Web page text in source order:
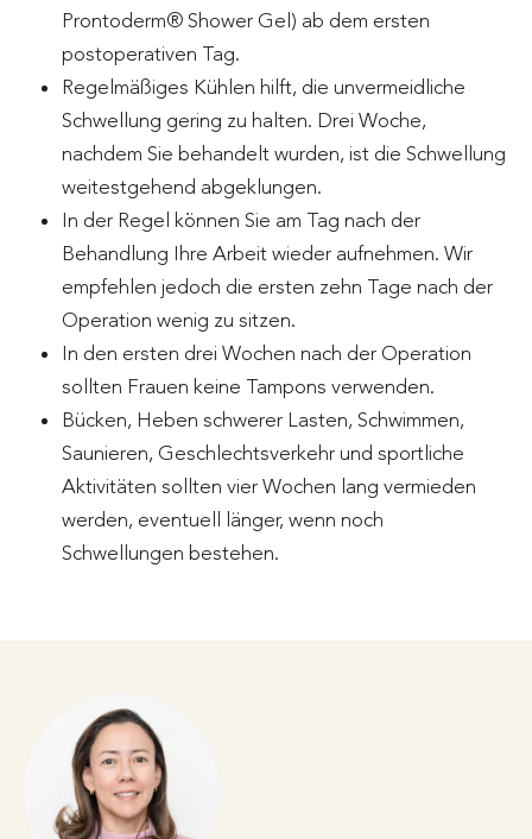
Prontoderm® Shower Gel) ab dem ersten
postoperativen Tag.
Regelmäßiges Kühlen hilft, die unvermeidliche
Schwellung gering zu halten. Drei Woche,
nachdem Sie behandelt wurden, ist die Schwellung
weitestgehend abgeklungen.
In der Regel können Sie am Tag nach der
Behandlung Ihre Arbeit wieder aufnehmen. Wir
empfehlen jedoch die ersten zehn Tage nach der
Operation wenig zu sitzen.
In den ersten drei Wochen nach der Operation
sollten Frauen keine Tampons verwenden.
Bücken, Heben schwerer Lasten, Schwimmen,
Saunieren, Geschlechtsverkehr und sportliche
Aktivitäten sollten vier Wochen lang vermieden
werden, eventuell länger, wenn noch
Schwellungen bestehen.